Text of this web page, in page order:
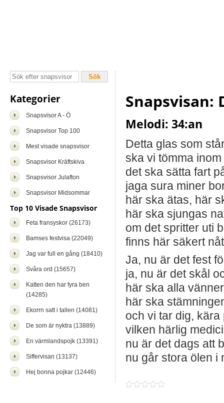
Kategorier
Snapsvisor A - Ö
Snapsvisor Top 100
Mest visade snapsvisor
Snapsvisor Kräftskiva
Snapsvisor Julafton
Snapsvisor Midsommar
Top 10 Visade Snapsvisor
Feta fransyskor (26173)
Bamses festvisa (22049)
Jag var full en gång (18410)
Svåra ord (15657)
Katten den har fyra ben
(14285)
Ekorrn satt i tallen (14081)
De som är nyktra (13889)
En värmlandspojk (13391)
Siffervisan (13137)
Hej bonna pojkar (12446)
Snapsvisan:
Melodi: 34:an
Detta glas som
ska vi tömma
det ska sätta fart
jaga sura miner
här ska ätas, här
här ska sjungas
om det spritter uti
finns här säkert
Ja, nu är det fest
ja, nu är det skål
här ska alla
här ska
och vi tar dig, kära
vilken härlig
nu är det dags att
nu går stora ölen i